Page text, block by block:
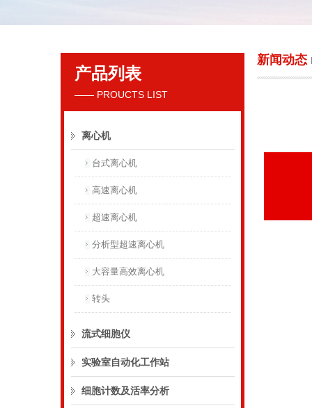
贝克曼库尔特国际贸易（上海）有限公司
产品列表
—— PROUCTS LIST
离心机
台式离心机
高速离心机
超速离心机
分析型超速离心机
大容量高效离心机
转头
流式细胞仪
实验室自动化工作站
细胞计数及活率分析
新闻动态